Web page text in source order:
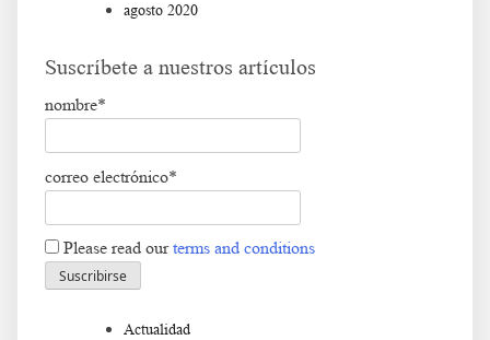
agosto 2020
Suscríbete a nuestros artículos
nombre*
correo electrónico*
Please read ourterms and conditions
Actualidad